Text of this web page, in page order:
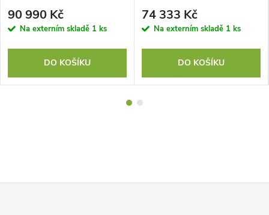
90 990 Kč
Na externím skladě 1 ks
DO KOŠÍKU
74 333 Kč
Na externím skladě 1 ks
DO KOŠÍKU